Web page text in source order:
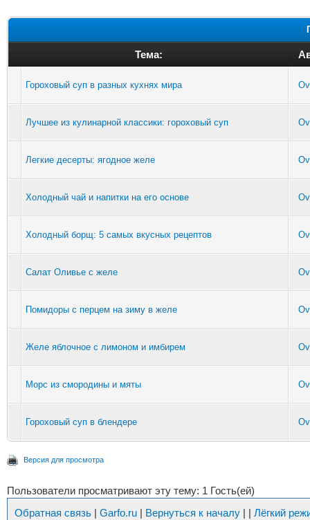
Тема:
Гороховый суп в разных кухнях мира
Лучшее из кулинарной классики: гороховый суп
Легкие десерты: ягодное желе
Холодный чай и напитки на его основе
Холодный борщ: 5 самых вкусных рецептов
Салат Оливье с желе
Помидоры с перцем на зиму в желе
Желе яблочное с лимоном и имбирем
Морс из смородины и мяты
Гороховый суп в блендере
Версия для просмотра
Пользователи просматривают эту тему: 1 Гость(ей)
Обратная связь | Garfo.ru | Вернуться к началу | | Лёгкий